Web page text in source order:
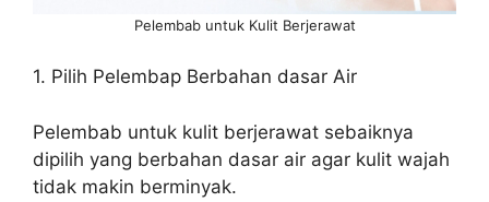
Pelembab untuk Kulit Berjerawat
1. Pilih Pelembap Berbahan dasar Air
Pelembab untuk kulit berjerawat sebaiknya
dipilih yang berbahan dasar air agar kulit wajah
tidak makin berminyak.